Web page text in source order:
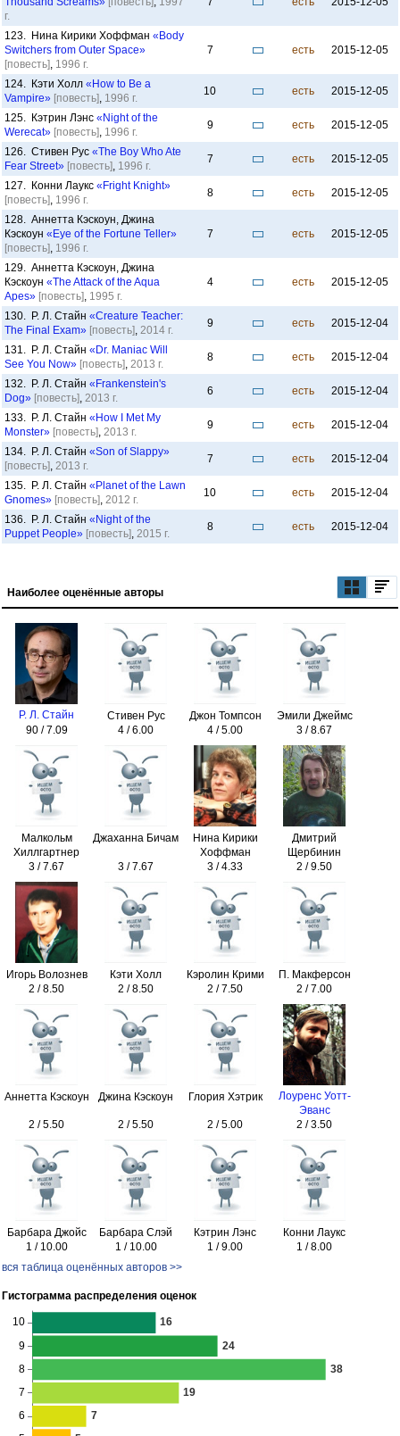
г.
123. Нина Кирики Хоффман «Body
Switchers from Outer Space»
[повесть], 1996 г.
7 есть 2015-12-05
124. Кэти Холл «How to Be a
Vampire» [повесть], 1996 г.
10 есть 2015-12-05
125. Кэтрин Лэнс «Night of the
Werecat» [повесть], 1996 г.
9 есть 2015-12-05
126. Стивен Рус «The Boy Who Ate
Fear Street» [повесть], 1996 г.
7 есть 2015-12-05
127. Конни Лаукс «Fright Knight»
[повесть], 1996 г.
8 есть 2015-12-05
128. Аннетта Кэскоун, Джина
Кэскоун «Eye of the Fortune Teller»
[повесть], 1996 г.
7 есть 2015-12-05
129. Аннетта Кэскоун, Джина
Кэскоун «The Attack of the Aqua
Apes» [повесть], 1995 г.
4 есть 2015-12-05
130. Р. Л. Стайн «Creature Teacher:
The Final Exam» [повесть], 2014 г.
9 есть 2015-12-04
131. Р. Л. Стайн «Dr. Maniac Will
See You Now» [повесть], 2013 г.
8 есть 2015-12-04
132. Р. Л. Стайн «Frankenstein's
Dog» [повесть], 2013 г.
6 есть 2015-12-04
133. Р. Л. Стайн «How I Met My
Monster» [повесть], 2013 г.
9 есть 2015-12-04
134. Р. Л. Стайн «Son of Slappy»
[повесть], 2013 г.
7 есть 2015-12-04
135. Р. Л. Стайн «Planet of the Lawn
Gnomes» [повесть], 2012 г.
10 есть 2015-12-04
136. Р. Л. Стайн «Night of the
Puppet People» [повесть], 2015 г.
8 есть 2015-12-04
Наиболее оценённые авторы
Р. Л. Стайн
90 / 7.09
Стивен Рус
4 / 6.00
Джон Томпсон
4 / 5.00
Эмили Джеймс
3 / 8.67
Малкольм
Хиллгартнер
3 / 7.67
Джаханна Бичам
3 / 7.67
Нина Кирики
Хоффман
3 / 4.33
Дмитрий
Щербинин
2 / 9.50
Игорь Волознев
2 / 8.50
Кэти Холл
2 / 8.50
Кэролин Крими
2 / 7.50
П. Макферсон
2 / 7.00
Аннетта Кэскоун
2 / 5.50
Джина Кэскоун
2 / 5.50
Глория Хэтрик
2 / 5.00
Лоуренс Уотт-
Эванс
2 / 3.50
Барбара Джойс
1 / 10.00
Барбара Слэй
1 / 10.00
Кэтрин Лэнс
1 / 9.00
Конни Лаукс
1 / 8.00
вся таблица оценённых авторов >>
Гистограмма распределения оценок